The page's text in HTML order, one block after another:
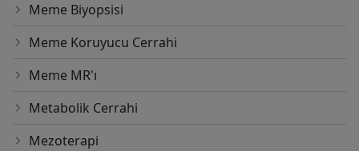
Meme Biyopsisi
Meme Koruyucu Cerrahi
Meme MR'ı
Metabolik Cerrahi
Mezoterapi